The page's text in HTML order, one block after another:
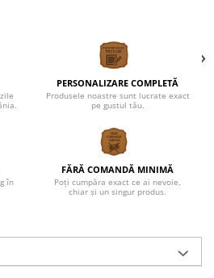
PERSONALIZARE COMPLETĂ
Produsele noastre sunt lucrate exact
pe gustul tău.
în
FĂRĂ COMANDĂ MINIMĂ
Poți cumpăra exact ce ai nevoie,
chiar și un singur produs.